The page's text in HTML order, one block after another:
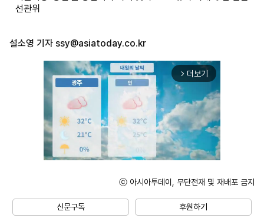
선관위
설소영 기자 ssy@asiatoday.co.kr
arrow_forward_ios 더보기
ⓒ 아시아투데이, 무단전재 및 재배포 금지
신문구독 후원하기